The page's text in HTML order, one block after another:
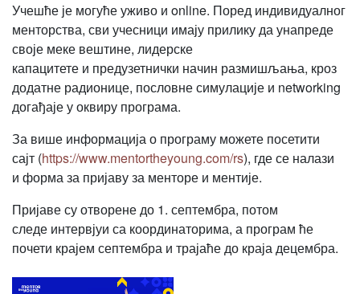
Учешће је могуће уживо и online. Поред индивидуалног
менторства, сви учесници имају прилику да унапреде
своје меке вештине, лидерске
капацитете и предузетнички начин размишљања, кроз
додатне радионице, пословне симулације и networking
догађаје у оквиру програма.
За више информација о програму можете посетити
сајт (https://www.mentortheyoung.com/rs), где се налази
и форма за пријаву за менторе и ментије.
Пријаве су отворене до 1. септембра, потом
следе интервјуи са координаторима, а програм ће
почети крајем септембра и трајаће до краја децембра.